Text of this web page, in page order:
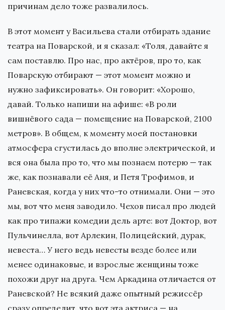
причинам дело тоже развалилось.
В этот момент у Васильева стали отбирать здание
театра на Поварской, и я сказал: «Толя, давайте я
сам поставлю. Про нас, про актёров, про то, как
Поварскую отбирают — этот момент можно и
нужно зафиксировать». Он говорит: «Хорошо,
давай. Только напиши на афише: «В роли
вишнёвого сада — помещение на Поварской, 2100
метров». В общем, к моменту моей постановки
атмосфера сгустилась до вполне электрической, и
вся она была про то, что мы познаем потерю — так
же, как познавали её Аня, и Петя Трофимов, и
Раневская, когда у них что-то отнимали. Они — это
мы, вот что меня заводило. Чехов писал про людей
как про типажи комедии дель арте: вот Доктор, вот
Пульчинелла, вот Арлекин, Полицейский, дурак,
невеста… У него ведь невесты везде более или
менее одинаковые, и взрослые женщины тоже
похожи друг на друга. Чем Аркадина отличается от
Раневской? Не всякий даже опытный режиссёр
сразу определит, что вот эта актриса — на